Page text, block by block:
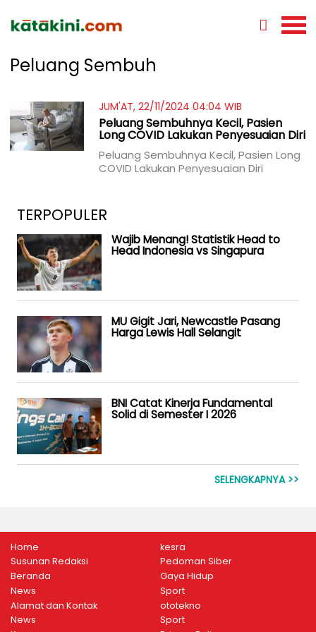
Peluang Sembuh
JUM'AT, 22/11/2024 04:04 WIB
Peluang Sembuhnya Kecil, Pasien
Long COVID Lakukan Penyesuaian Diri
Peluang Sembuhnya Kecil, Pasien Long
COVID Lakukan Penyesuaian Diri
TERPOPULER
Wajib Menang! Statistik Head to
Head Indonesia vs Singapura
MU Gigit Jari, Newcastle Pasang
Harga Lewis Hall Selangit
BNI Catat Kinerja Fundamental
Solid di Semester I 2026
SELENGKAPNYA >>
Home
Susunan Redaksi
Beranda
News
Alamat dan Kontak
News
kesra
Pedoman Siber
Gaya Hidup
Sport
ototekno
Sport